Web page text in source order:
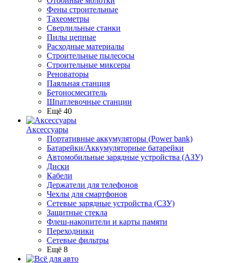
Фены строительные
Тахеометры
Сверлильные станки
Пилы цепные
Расходные материалы
Строительные пылесосы
Строительные миксеры
Реноваторы
Паяльная станция
Бетоносмеситель
Шпатлевочные станции
Ещё 40
Аксессуары
Портативные аккумуляторы (Power bank)
Батарейки/Аккумуляторные батарейки
Автомобильные зарядные устройства (АЗУ)
Диски
Кабели
Держатели для телефонов
Чехлы для смартфонов
Сетевые зарядные устройства (СЗУ)
Защитные стекла
Флеш-накопители и карты памяти
Переходники
Сетевые фильтры
Ещё 8